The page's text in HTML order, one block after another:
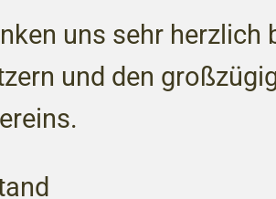
uns sehr herzlich
und den